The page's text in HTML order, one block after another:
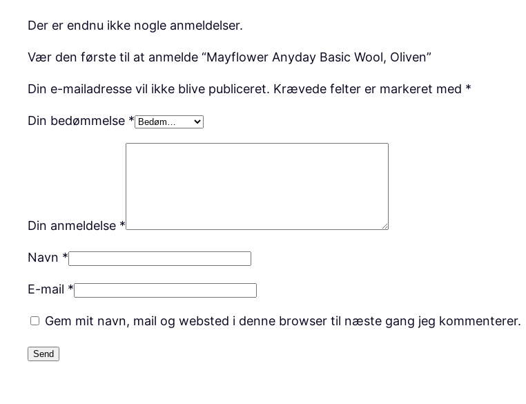
a
t
Der er endnu ikke nogle anmeldelser.
Vær den første til at anmelde “Mayflower Anyday Basic Wool, Oliven”
Din e-mailadresse vil ikke blive publiceret. Krævede felter er markeret med *
Din bedømmelse *
Din anmeldelse *
Navn *
E-mail *
Gem mit navn, mail og websted i denne browser til næste gang jeg kommenterer.